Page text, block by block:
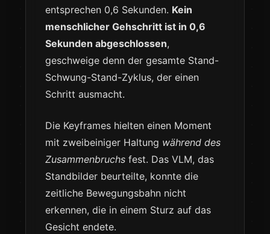
entsprechen 0,6 Sekunden. Kein
menschlicher Gehschritt ist in 0,6
Sekunden abgeschlossen,
geschweige denn der gesamte Stand-
Schwung-Stand-Zyklus, der einen
Schritt ausmacht.
Die Keyframes hielten einen Moment
mit zweibeiniger Haltung während des
Zusammenbruchs fest. Das VLM, das
Standbilder beurteilte, konnte die
zeitliche Bewegungsbahn nicht
erkennen, die in einem Sturz auf das
Gesicht endete.